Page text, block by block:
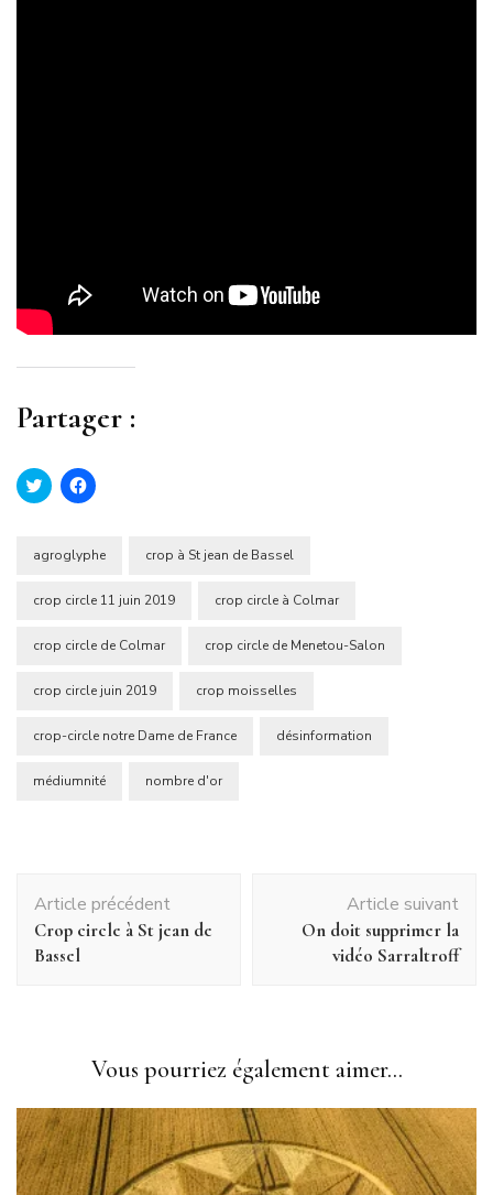
Partager :
Cliquez
pour
dans
une
fenêtre)
Cliquez
pour
dans
fenêtre)
agroglyphe crop à St jean de Bassel
crop circle 11 juin 2019 crop circle à Colmar
crop circle de Colmar crop circle de Menetou-Salon
crop circle juin 2019 crop moisselles
crop-circle notre Dame de France désinformation
médiumnité nombre d'or
d'article
Article précédent
Crop circle à St jean de
Bassel
Article suivant
On doit supprimer la
vidéo Sarraltroff
Vous pourriez également aimer...